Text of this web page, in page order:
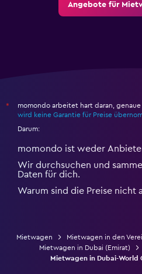
Angebote für
*
momondo arbeitet hart daran,
wird keine Garantie für Preise
Darum:
momondo ist weder
Wir durchsuchen und
Daten für dich.
Warum sind die Preise nicht
Mietwagen
Mietwagen in den
Mietwagen in Dubai (Emirat)
Mietwagen in Dubai-World